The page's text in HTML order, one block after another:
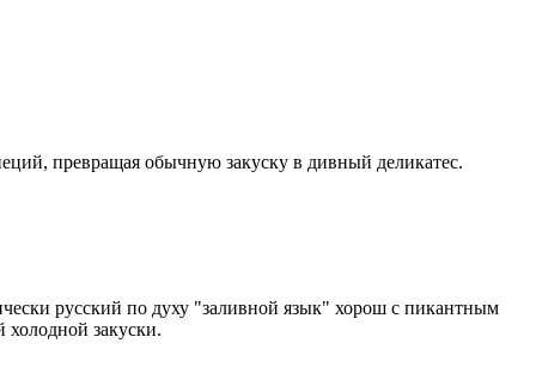
превращая обычную закуску в дивный деликатес.
русский по духу "заливной язык" хорош с пикантным
закуски.